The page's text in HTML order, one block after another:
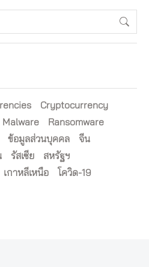
Cryptocurrency
Malware
Ransomware
ข้อมูลส่วนบุคคล
จีน
รัสเซีย
สหรัฐฯ
เกาหลีเหนือ โควิด-19